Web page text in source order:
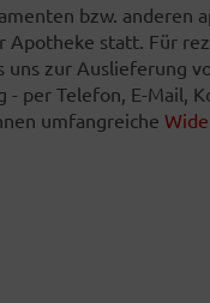
bzw.
Apotheke statt. Für
uns zur Auslieferung
- per Telefon, E-Mail,
umfangreiche